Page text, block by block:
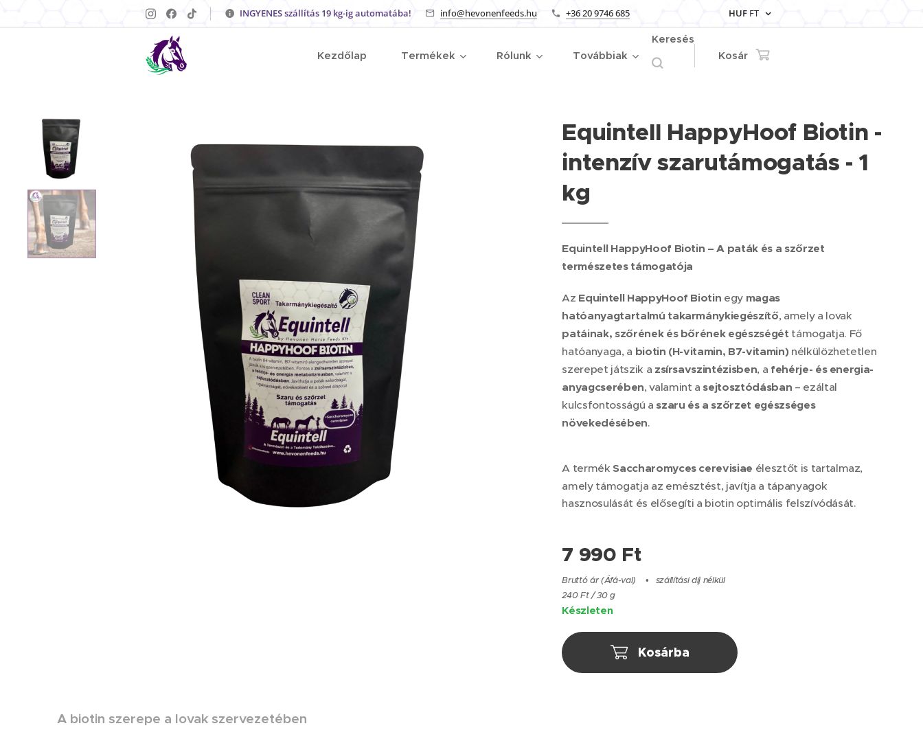
INGYENES szállítás 19 kg-ig automatába! info@hevonenfeeds.hu +36 20 9746 685 HUF FT
Kezdőlap Termékek Rólunk Továbbiak
Keresés
Kosár
Equintell HappyHoof Biotin -
intenzív szarutámogatás - 1
kg
Equintell HappyHoof Biotin – A paták és a szőrzet
természetes támogatója
Az Equintell HappyHoof Biotin egy magas
hatóanyagtartalmú takarmánykiegészítő, amely a lovak
patáinak, szőrének és bőrének egészségét támogatja. Fő
hatóanyaga, a biotin (H-vitamin, B7-vitamin) nélkülözhetetlen
szerepet játszik a zsírsavszintézisben, a fehérje- és energia-
anyagcserében, valamint a sejtosztódásban – ezáltal
kulcsfontosságú a szaru és a szőrzet egészséges
növekedésében.
A termékSaccharomyces cerevisiae élesztőt is tartalmaz,
amely támogatja az emésztést, javítja a tápanyagok
hasznosulását és elősegíti a biotin optimális felszívódását.
7 990 Ft
Bruttó ár (Áfá-val)
szállítási díj nélkül
240 Ft / 30 g
Készleten
Kosárba
A biotin szerepe a lovak szervezetében